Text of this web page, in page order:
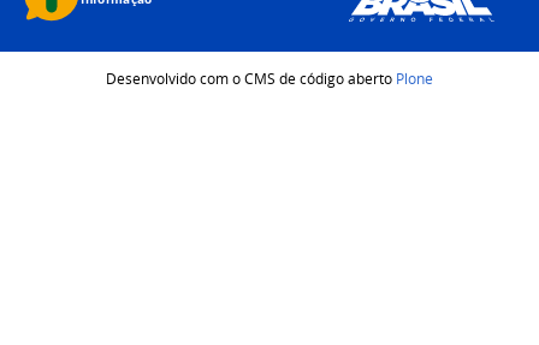
Desenvolvido com o CMS de código aberto Plone